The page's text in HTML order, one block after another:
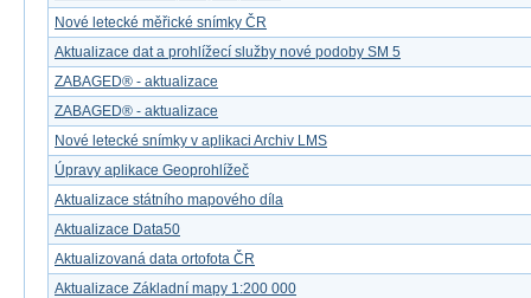
Nové letecké měřické snímky ČR
Aktualizace dat a prohlížecí služby nové podoby SM 5
ZABAGED® - aktualizace
ZABAGED® - aktualizace
Nové letecké snímky v aplikaci Archiv LMS
Úpravy aplikace Geoprohlížeč
Aktualizace státního mapového díla
Aktualizace Data50
Aktualizovaná data ortofota ČR
Aktualizace Základní mapy 1:200 000